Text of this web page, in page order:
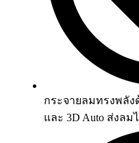
กระจายลมทรงพลัง
และ 3D Auto ส่งล